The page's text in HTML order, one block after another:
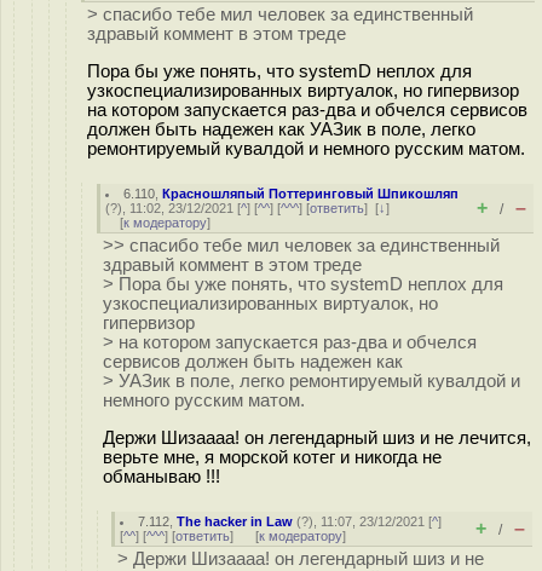
> спасибо тебе мил человек за единственный
здравый коммент в этом треде
Пора бы уже понять, что systemD неплох для
узкоспециализированных виртуалок, но гипервизор
на котором запускается раз-два и обчелся сервисов
должен быть надежен как УАЗик в поле, легко
ремонтируемый кувалдой и немного русским матом.
6.110 ,Красношляпый Поттеринговый Шпикошляп
(?), 11:02, 23/12/2021 [^] [^^] [^^^] [ответить] [↓]
[к модератору]
+ / –
>> спасибо тебе мил человек за единственный
здравый коммент в этом треде
> Пора бы уже понять, что systemD неплох для
узкоспециализированных виртуалок, но
гипервизор
> на котором запускается раз-два и обчелся
сервисов должен быть надежен как
> УАЗик в поле, легко ремонтируемый кувалдой и
немного русским матом.
Держи Шизаааа! он легендарный шиз и не лечится,
верьте мне, я морской котег и никогда не
обманываю !!!
7.112 ,The hacker in Law (?), 11:07, 23/12/2021 [^]
[^^] [^^^] [ответить] [к модератору] + / –
> Держи Шизаааа! он легендарный шиз и не